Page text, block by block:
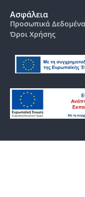
Ασφάλεια
Προσωπικά Δεδομένα
Όροι Χρήσης